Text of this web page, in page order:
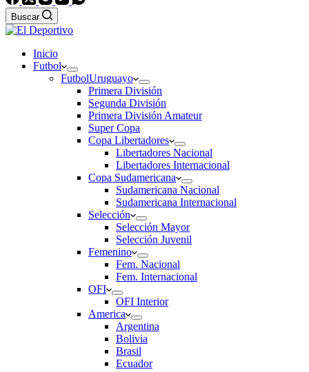
Buscar
Inicio
Futbol
FutbolUruguayo
Primera División
Segunda División
Primera División Amateur
Super Copa
Copa Libertadores
Libertadores Nacional
Libertadores Internacional
Copa Sudamericana
Sudamericana Nacional
Sudamericana Internacional
Selección
Selección Mayor
Selección Juvenil
Femenino
Fem. Nacional
Fem. Internacional
OFI
OFI Interior
America
Argentina
Bolivia
Brasil
Ecuador